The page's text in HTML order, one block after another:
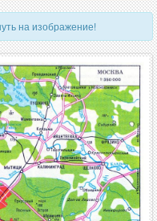
на изображение!